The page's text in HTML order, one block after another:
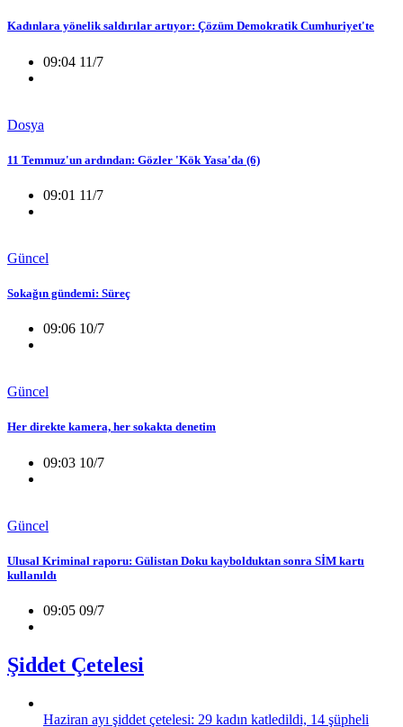
Kadınlara yönelik saldırılar artıyor: Çözüm Demokratik Cumhuriyet'te
09:04 11/7
Dosya
11 Temmuz'un ardından: Gözler 'Kök Yasa'da (6)
09:01 11/7
Güncel
Sokağın gündemi: Süreç
09:06 10/7
Güncel
Her direkte kamera, her sokakta denetim
09:03 10/7
Güncel
Ulusal Kriminal raporu: Gülistan Doku kaybolduktan sonra SİM kartı
kullanıldı
09:05 09/7
Şiddet Çetelesi
Haziran ayı şiddet çetelesi: 29 kadın katledildi, 14 şüpheli